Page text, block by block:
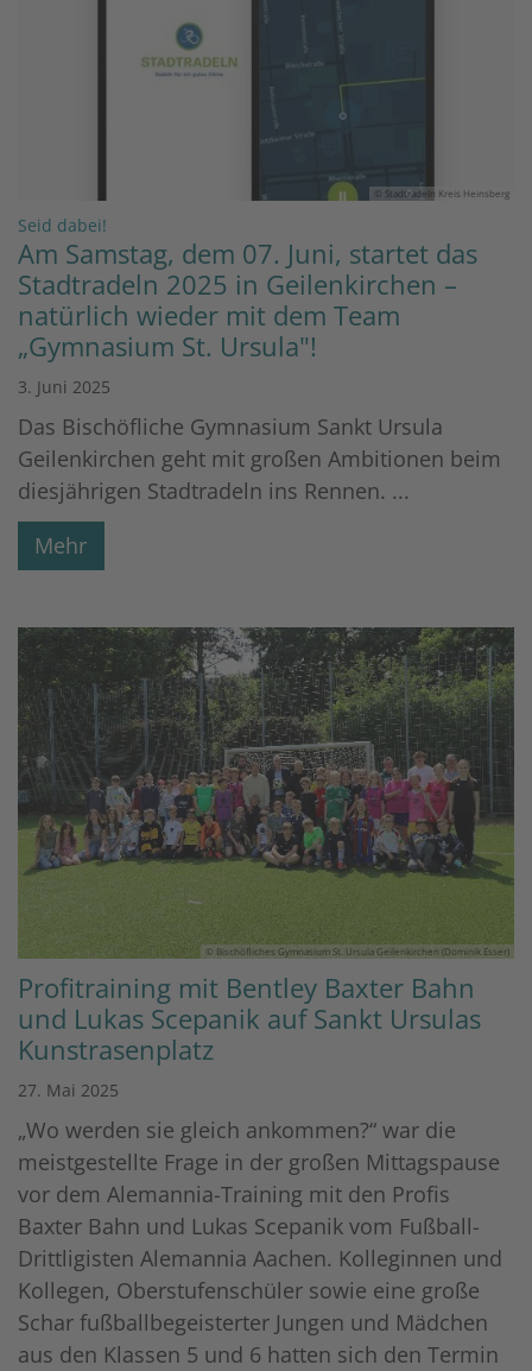
© Stadtradeln Kreis Heinsberg
Seid dabei!
Am Samstag, dem 07. Juni, startet das
Stadtradeln 2025 in Geilenkirchen –
natürlich wieder mit dem Team
„Gymnasium St. Ursula"!
3. Juni 2025
Das Bischöfliche Gymnasium Sankt Ursula
Geilenkirchen geht mit großen Ambitionen beim
diesjährigen Stadtradeln ins Rennen. ...
Mehr
© Bischöfliches Gymnasium St. Ursula Geilenkirchen (Dominik Esser)
Profitraining mit Bentley Baxter Bahn
und Lukas Scepanik auf Sankt Ursulas
Kunstrasenplatz
27. Mai 2025
„Wo werden sie gleich ankommen?“ war die
meistgestellte Frage in der großen Mittagspause
vor dem Alemannia-Training mit den Profis
Baxter Bahn und Lukas Scepanik vom Fußball-
Drittligisten Alemannia Aachen. Kolleginnen und
Kollegen, Oberstufenschüler sowie eine große
Schar fußballbegeisterter Jungen und Mädchen
aus den Klassen 5 und 6 hatten sich den Termin